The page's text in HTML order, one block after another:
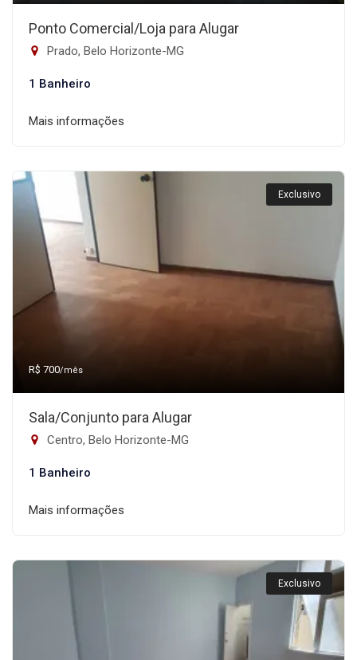
Ponto Comercial/Loja para Alugar
Prado, Belo Horizonte-MG
1 Banheiro
Mais informações
Exclusivo
R$ 700/mês
Sala/Conjunto para Alugar
Centro, Belo Horizonte-MG
1 Banheiro
Mais informações
Exclusivo